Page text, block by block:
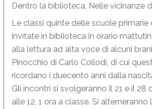
Dentro la biblioteca, Nelle vicinanze
Le classi quinte delle scuole primarie
invitate in biblioteca in orario
alla lettura ad alta voce di alcuni
Pinocchio di Carlo Collodi, di cui
ricordano i duecento anni dalla
Gli incontri si svolgeranno il 21 e il 28
alle 12, 1 ora a classe. Si